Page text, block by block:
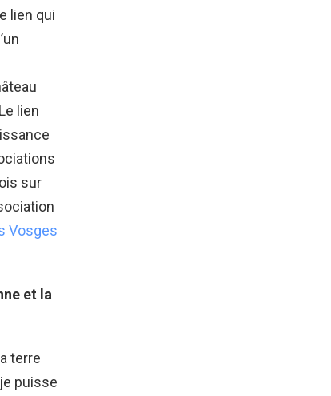
lien qui
lien
sur
Vosges
et la
terre
puisse